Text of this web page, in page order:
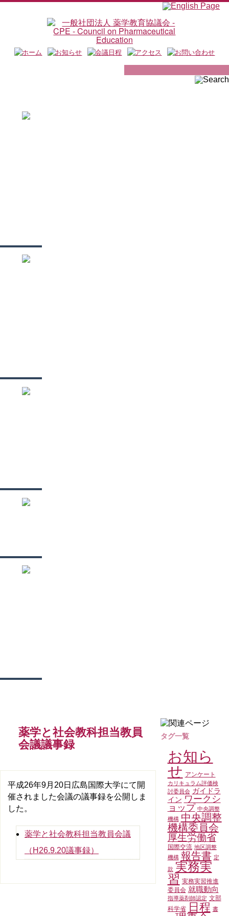
薬学と社会教科担当教員
会議議事録
平成26年9月20日広島国際大学にて開
催されました会議の議事録を公開しま
した。
薬学と社会教科担当教員会議
（H26.9.20議事録）
タグ一覧
お知ら
せ アンケート
カリキュラム評価検
討委員会 ガイドラ
イン ワークシ
ョップ 中央調整
機構 中央調整
機構委員会
厚生労働省
国際交流 地区調整
機構 報告書 定
款 実務実
習 実務実習推進
委員会 就職動向
指導薬剤師認定 文部
科学省 日程 書